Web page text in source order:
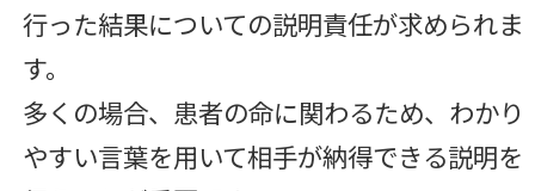
行った結果についての説明責任が求められま
す。
多くの場合、患者の命に関わるため、わかり
やすい言葉を用いて相手が納得できる説明を